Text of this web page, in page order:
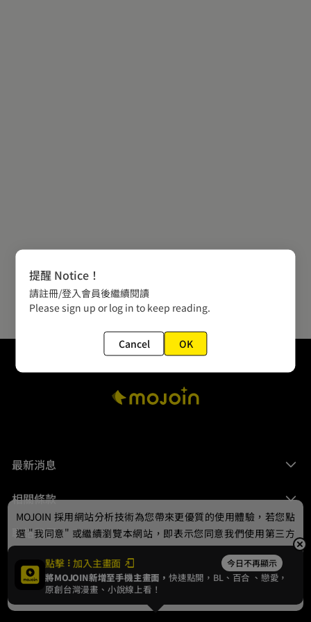
最新消息
相關條款
聯絡我們
© 2024 gamania Digital Entertainment Co., Ltd.
點擊 加入主畫面 今日不再顯示
將MOJOIN新增至手機主畫面，快速點開，BL、 百合 、戀愛，
原創台灣漫畫、小說線上看！
MOJOIN 採用網站分析技術為您帶來更優質的使用體驗，若您點
選 "我同意" 或繼續瀏覽本網站，即表示您同意我們使用第三方
Cookie，欲瞭解更多資訊請見隱私權政策。
我同意
提醒 Notice！
請註冊/登入會員後繼續閱讀
Please sign up or log in to keep reading.
Cancel OK